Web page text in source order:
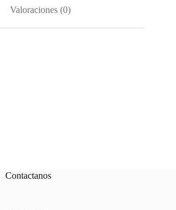
Valoraciones (0)
Contactanos